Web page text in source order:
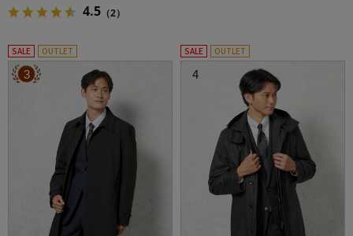
4.5 （2）
SALE OUTLET
3
SALE OUTLET
4